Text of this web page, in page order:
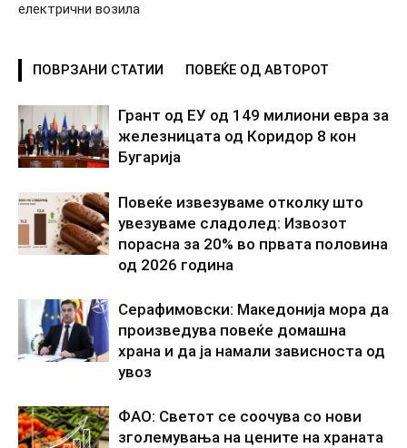
електрични возила
ПОВРЗАНИ СТАТИИ ПОВЕЌЕ ОД АВТОРОТ
Грант од ЕУ од 149 милиони евра за
железницата од Коридор 8 кон
Бугарија
Повеќе извезуваме отколку што
увезуваме сладолед: Извозот
порасна за 20% во првата половина
од 2026 година
Серафимовски: Македонија мора да
произведува повеќе домашна
храна и да ја намали зависноста од
увоз
ФАО: Светот се соочува со нови
зголемувања на цените на храната